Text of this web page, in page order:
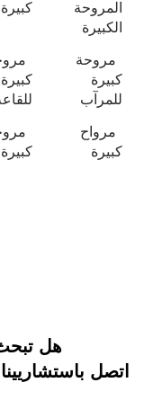
المروحة
الكبيرة
كبيرة
مروحة
كبيرة
للمرآب
كبيرة
مرواح
كبيرة
كبيرة
هل
اتصل